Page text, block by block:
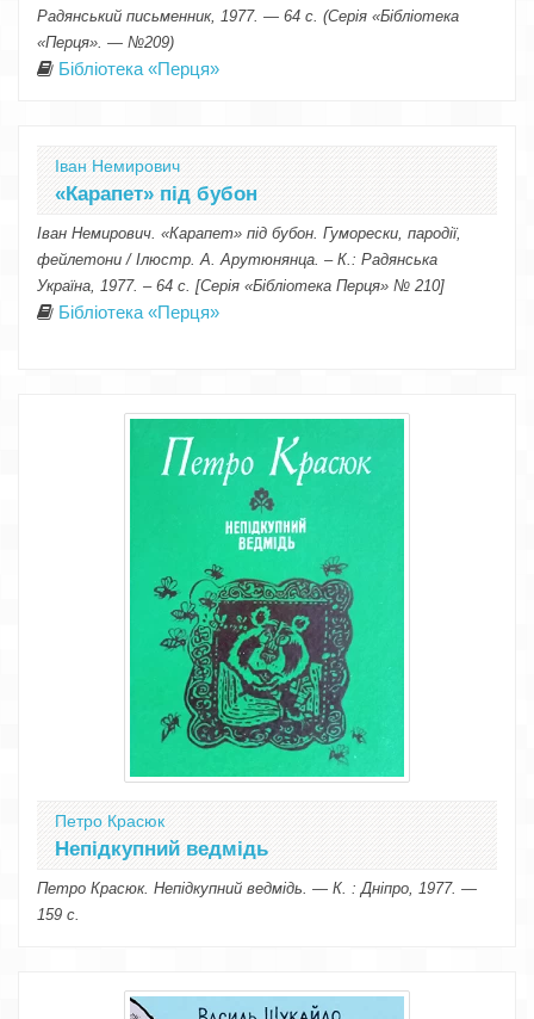
Радянський письменник, 1977. — 64 с. (Серія «Бібліотека
«Перця». — №209)
Бібліотека «Перця»
Іван Немирович
«Карапет» під бубон
Іван Немирович. «Карапет» під бубон. Гуморески, пародії,
фейлетони / Ілюстр. А. Арутюнянца. – К.: Радянська
Україна, 1977. – 64 с. [Серія «Бібліотека Перця» № 210]
Бібліотека «Перця»
Петро Красюк
Непідкупний ведмідь
Петро Красюк. Непідкупний ведмідь. — К. : Дніпро, 1977. —
159 с.